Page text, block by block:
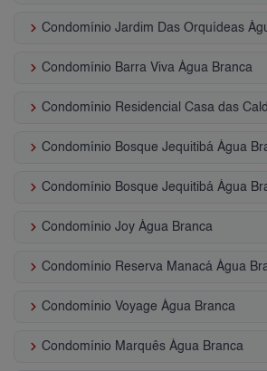
keyboard_arrow_right Condomínio Jardim Das Orquídeas
keyboard_arrow_right Condomínio Barra Viva Água Branca
keyboard_arrow_right
keyboard_arrow_right Condomínio Bosque Jequitibá Água
keyboard_arrow_right Condomínio Bosque Jequitibá Água
keyboard_arrow_right Condomínio Joy Água Branca
keyboard_arrow_right Condomínio Reserva Manacá Água
keyboard_arrow_right Condomínio Voyage Água Branca
keyboard_arrow_right Condomínio Marquês Água Branca